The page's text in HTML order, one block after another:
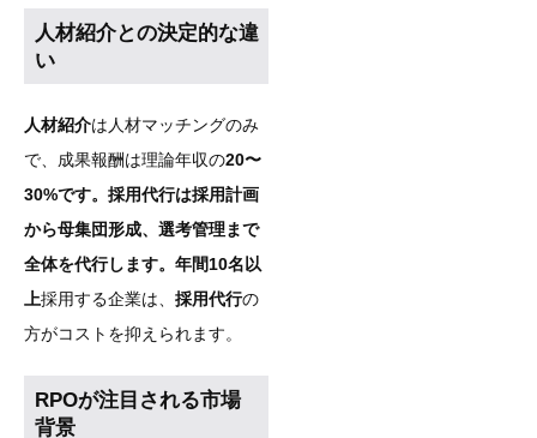
人材紹介との決定的な違
い
人材紹介は人材マッチングのみ
で、成果報酬は理論年収の20〜
30%です。採用代行は採用計画
から母集団形成、選考管理まで
全体を代行します。年間10名以
上採用する企業は、 採用代行の
方がコストを抑えられます。
RPOが注目される市場
背景